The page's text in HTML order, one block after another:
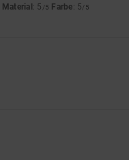
Material: 5 /5 Farbe: 5/5